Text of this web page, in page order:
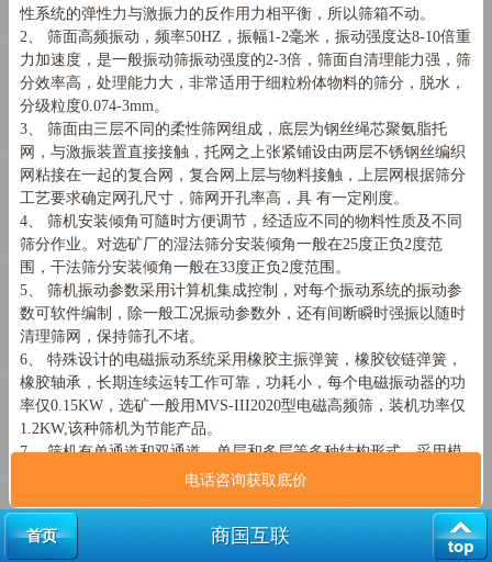
性系统的弹性力与激振力的反作用力相平衡，所以筛箱不动。
2、 筛面高频振动，频率50HZ，振幅1-2毫米，振动强度达8-10倍重
力加速度，是一般振动筛振动强度的2-3倍，筛面自清理能力强，筛
分效率高，处理能力大，非常适用于细粒粉体物料的筛分，脱水，
分级粒度0.074-3mm。
3、 筛面由三层不同的柔性筛网组成，底层为钢丝绳芯聚氨脂托
网，与激振装置直接接触，托网之上张紧铺设由两层不锈钢丝编织
网粘接在一起的复合网，复合网上层与物料接触，上层网根据筛分
工艺要求确定网孔尺寸，筛网开孔率高，具 有一定刚度。
4、 筛机安装倾角可隨时方便调节，经适应不同的物料性质及不同
筛分作业。对选矿厂的湿法筛分安装倾角一般在25度正负2度范
围，干法筛分安装倾角一般在33度正负2度范围。
5、 筛机振动参数采用计算机集成控制，对每个振动系统的振动参
数可软件编制，除一般工况振动参数外，还有间断瞬时强振以随时
清理筛网，保持筛孔不堵。
6、 特殊设计的电磁振动系统采用橡胶主振弹簧，橡胶铰链弹簧，
橡胶轴承，长期连续运转工作可靠，功耗小，每个电磁振动器的功
率仅0.15KW，选矿一般用MVS-III2020型电磁高频筛，装机功率仅
1.2KW,该种筛机为节能产品。
7、 筛机有单通道和双通道，单层和多层等多种结构形式，采用模
块化设计，可根据具体应用场合理灵活活设计。
电话咨询获取底价
首页 商国互联